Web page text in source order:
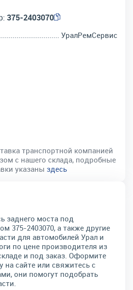
375-2403070
УралРемСервис
транспортной компанией
с нашего склада, подробные
указаны здесь
заднего моста под
375-2403070, а также другие
для автомобилей Урал и
по цене производителя из
и под заказ. Оформите
на сайте или свяжитесь с
они помогут подобрать